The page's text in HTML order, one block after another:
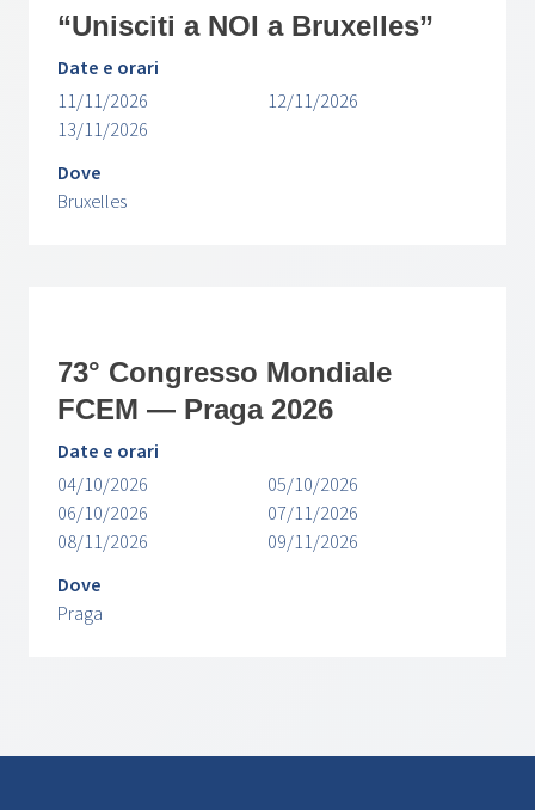
“Unisciti a NOI a Bruxelles”
Date e orari
11/11/2026
12/11/2026
13/11/2026
Dove
Bruxelles
73° Congresso Mondiale
FCEM — Praga 2026
Date e orari
04/10/2026
05/10/2026
06/10/2026
07/11/2026
08/11/2026
09/11/2026
Dove
Praga